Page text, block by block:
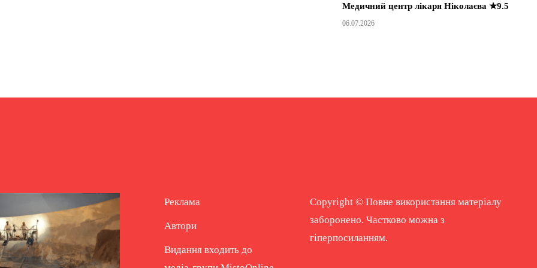
Медичний центр лікаря Ніколаєва ★9.5
06.07.2026
Реклама
Автори
Видання входить до
Copyright © Повне використання матеріалу
заборонено. Частково можна з
гіперпосиланням.